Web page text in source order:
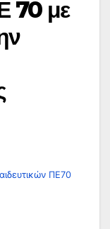
70 με
ΠΕ70